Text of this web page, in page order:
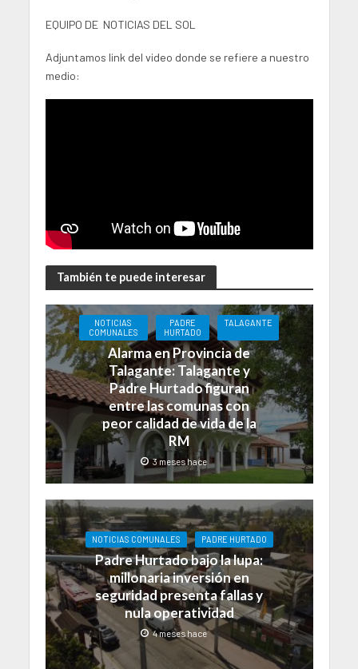
EQUIPO DE NOTICIAS DEL SOL
Adjuntamos link del video donde se refiere a nuestro
medio:
También te puede interesar
NOTICIAS
COMUNALES
PADRE
HURTADO
TALAGANTE
Alarma en Provincia de
Talagante: Talagante y
Padre Hurtado figuran
entre las comunas con
peor calidad de vida de la
RM
3 meses hace
NOTICIAS COMUNALES PADRE HURTADO
Padre Hurtado bajo la lupa:
millonaria inversión en
seguridad presenta fallas y
nula operatividad
4 meses hace